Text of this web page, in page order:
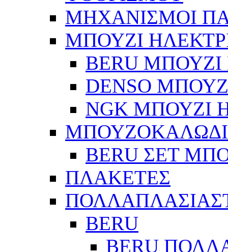
ΜΗΧΑΝΙΣΜΟΙ
ΜΠΟΥΖΙ
BERU
DENSO
NGK ΜΠΟΥΖΙ
BERU ΣΕΤ
ΠΛΑΚΕΤΕΣ
BERU
BERU